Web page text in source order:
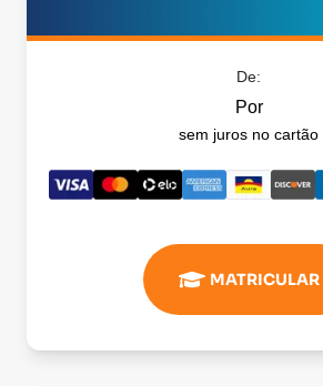
De:
Por
sem juros no cartão
MATRICULAR